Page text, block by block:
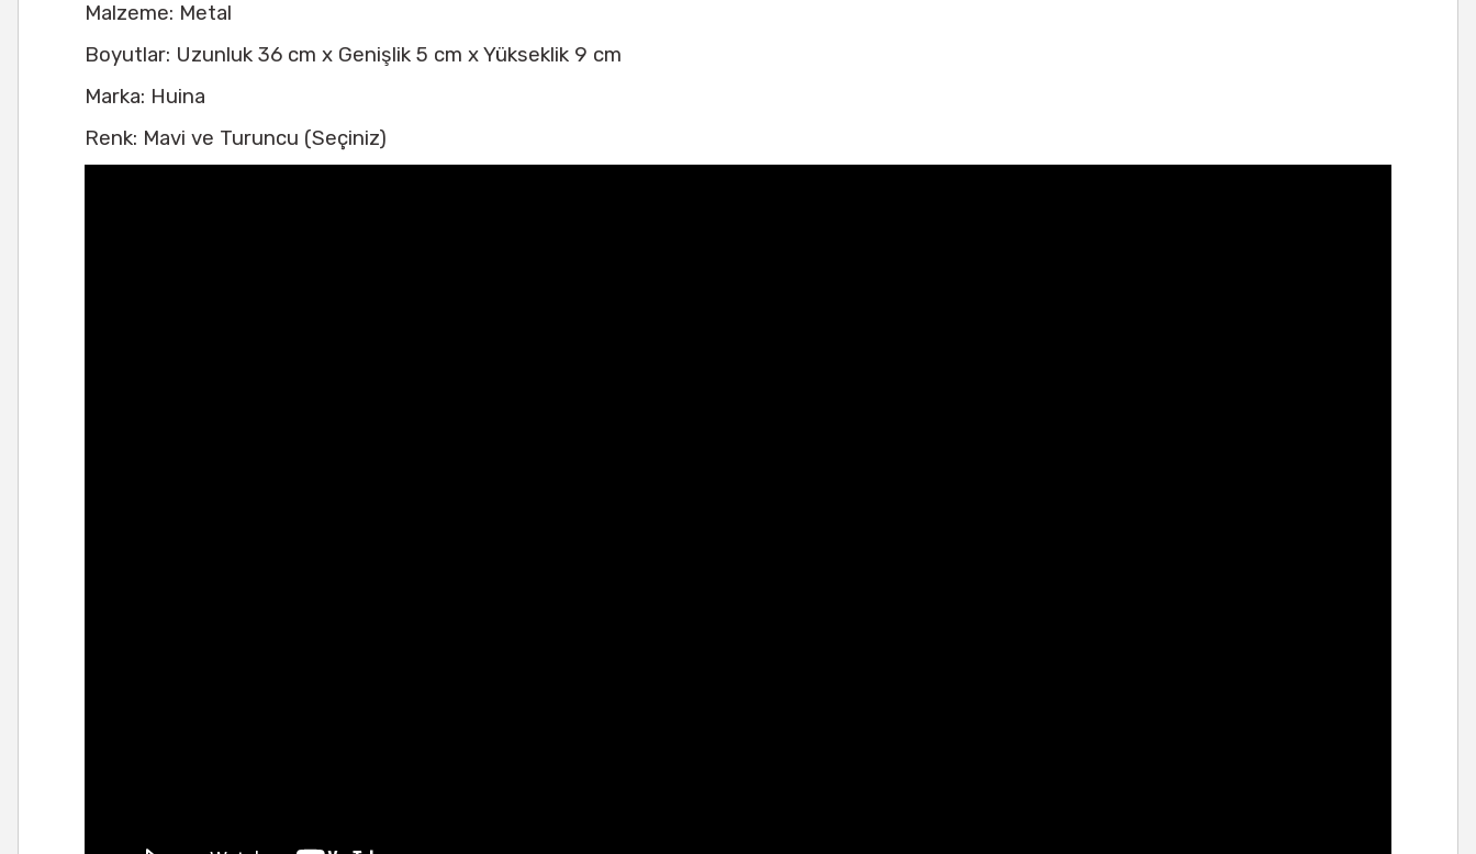
Malzeme: Metal
Boyutlar: Uzunluk 36 cm x Genişlik 5 cm x Yükseklik 9 cm
Marka: Huina
Renk: Mavi ve Turuncu (Seçiniz)